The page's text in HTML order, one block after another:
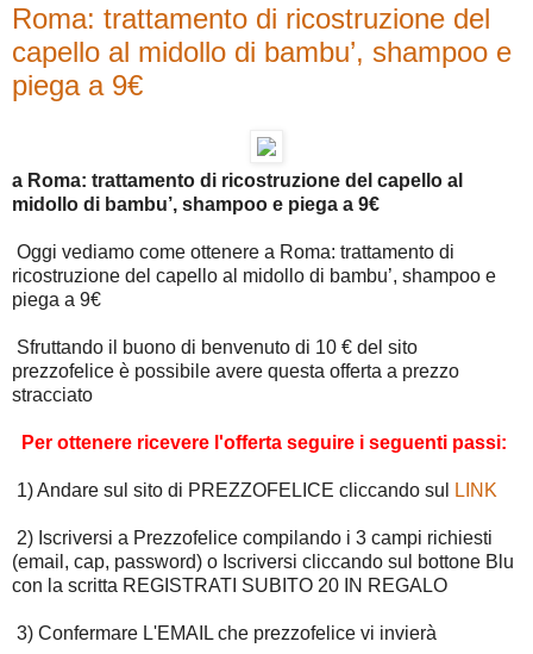
Roma: trattamento di ricostruzione del
capello al midollo di bambu’, shampoo e
piega a 9€
a Roma: trattamento di ricostruzione del capello al
midollo di bambu’, shampoo e piega a 9€
Oggi vediamo come ottenere a Roma: trattamento di
ricostruzione del capello al midollo di bambu’, shampoo e
piega a 9€
Sfruttando il buono di benvenuto di 10 € del sito
prezzofelice è possibile avere questa offerta a prezzo
stracciato
Per ottenere ricevere l'offerta seguire i seguenti passi:
1) Andare sul sito di PREZZOFELICE cliccando sul LINK
2) Iscriversi a Prezzofelice compilando i 3 campi richiesti
(email, cap, password) o Iscriversi cliccando sul bottone Blu
con la scritta REGISTRATI SUBITO 20 IN REGALO
3) Confermare L'EMAIL che prezzofelice vi invierà